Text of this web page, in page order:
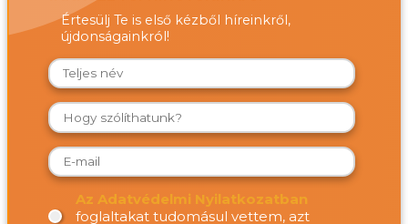
Értesülj Te is első kézből híreinkről,
újdonságainkról!
Az Adatvédelmi Nyilatkozatban
foglaltakat tudomásul vettem, azt